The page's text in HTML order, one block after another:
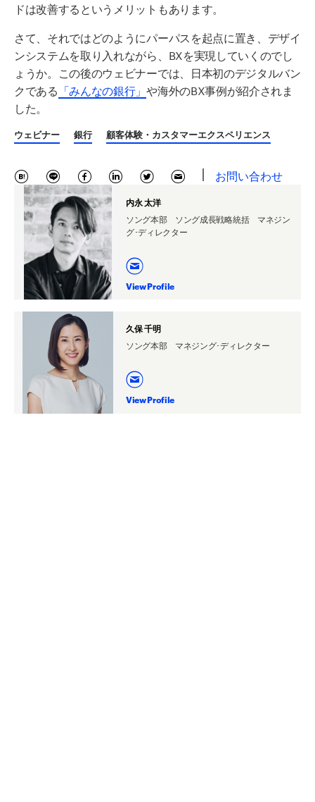
ドは改善するというメリットもあります。
さて、 それではどのようにパーパスを起点に置き、デザイ
ンシステムを取り入れながら、BXを実現していくのでし
ょうか。この後のウェビナーでは
日本初のデジタルバン
クである 「みんなの銀行」や海外のBX事例が紹介されま
した。
ウェビナー 銀行 顧客体験・カスタマーエクスペリエンス
お問い合わせ
内永 太洋
ソング本部 ソング成長戦略統括 マネジン
グ･ディレクター
View Profile
久保 千明
ソング本部 マネジング･ディレクター
View Profile